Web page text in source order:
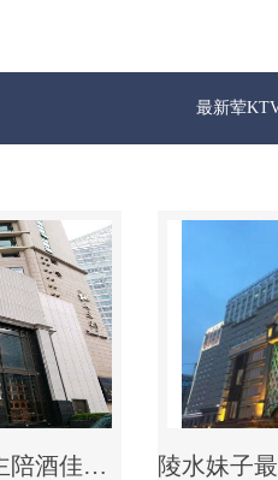
最新荤KTV真空夜总会
陵水商务KTV公主陪酒佳丽漂亮哪家多-私人订制KTV消费价格口碑点评